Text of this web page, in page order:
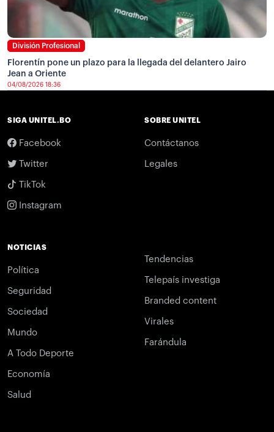
División Profesional
Florentín pone un plazo para la llegada del delantero Jairo
Jean a Oriente
04/08/2026 18:36
SIGA UNITEL.BO
Facebook
Twitter
TikTok
Instagram
SOBRE UNITEL
Contáctanos
Legales
NOTICIAS
Política
Seguridad
Sociedad
Mundo
A Todo Deporte
Economía
Salud
Tendencias
Telepaís investiga
Branded content
Virales
Farándula